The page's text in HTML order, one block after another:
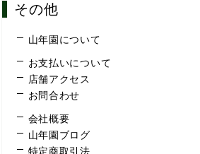
その他
山年園について
お支払いについて
店舗アクセス
お問合わせ
会社概要
山年園ブログ
特定商取引法